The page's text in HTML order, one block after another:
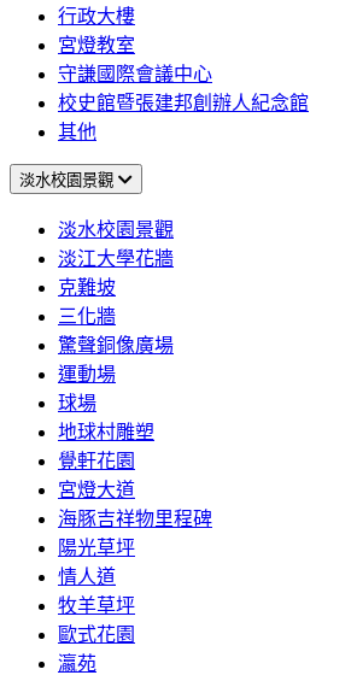
行政大樓
宮燈教室
守謙國際會議中心
校史館暨張建邦創辦人紀念館
其他
淡水校園景觀
淡水校園景觀
淡江大學花牆
克難坡
三化牆
驚聲銅像廣場
運動場
球場
地球村雕塑
覺軒花園
宮燈大道
海豚吉祥物里程碑
陽光草坪
情人道
牧羊草坪
歐式花園
瀛苑